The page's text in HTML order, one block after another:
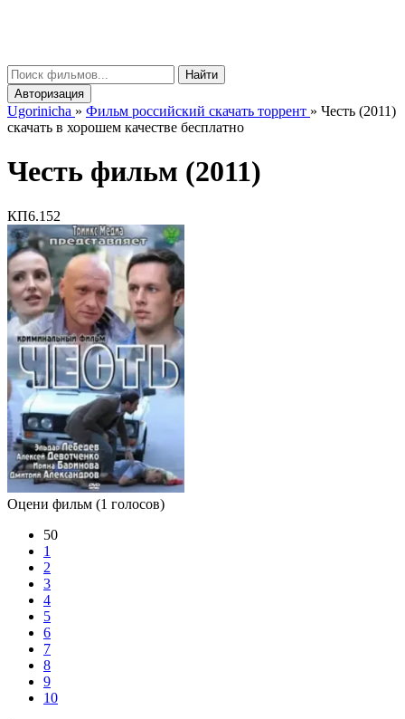
Найти
Авторизация
Ugorinicha » Фильм российский скачать торрент » Честь (2011)
скачать в хорошем качестве бесплатно
Честь фильм (2011)
КП6.152
Оцени фильм (1 голосов)
50
1
2
3
4
5
6
7
8
9
10